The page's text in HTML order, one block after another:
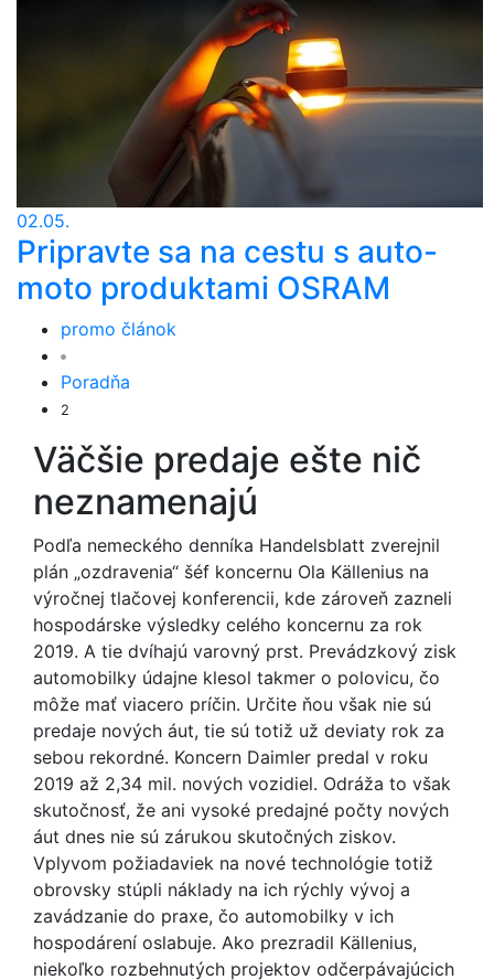
02.05.
Pripravte sa na cestu s auto-
moto produktami OSRAM
promo článok
Poradňa
2
Väčšie predaje ešte nič
neznamenajú
Podľa nemeckého denníka Handelsblatt zverejnil
plán „ozdravenia“ šéf koncernu Ola Källenius na
výročnej tlačovej konferencii, kde zároveň zazneli
hospodárske výsledky celého koncernu za rok
2019. A tie dvíhajú varovný prst. Prevádzkový zisk
automobilky údajne klesol takmer o polovicu, čo
môže mať viacero príčin. Určite ňou však nie sú
predaje nových áut, tie sú totiž už deviaty rok za
sebou rekordné. Koncern Daimler predal v roku
2019 až 2,34 mil. nových vozidiel. Odráža to však
skutočnosť, že ani vysoké predajné počty nových
áut dnes nie sú zárukou skutočných ziskov.
Vplyvom požiadaviek na nové technológie totiž
obrovsky stúpli náklady na ich rýchly vývoj a
zavádzanie do praxe, čo automobilky v ich
hospodárení oslabuje. Ako prezradil Källenius,
niekoľko rozbehnutých projektov odčerpávajúcich